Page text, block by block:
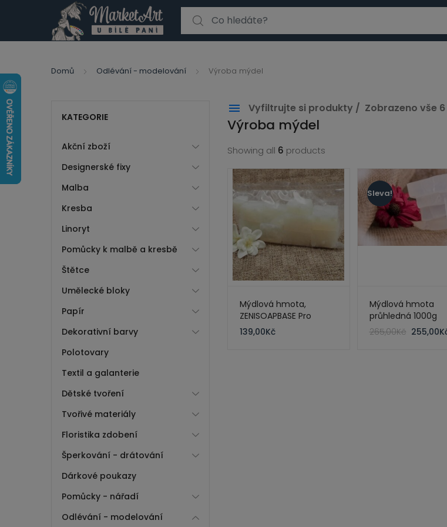
Search for:
Domů Odlévání - modelování Výroba mýdel
Vyfiltrujte si produkty Zobrazeno vše
Zobrazit pouze produkty ve slevě
Výroba mýdel
Showing all 6 products
Mýdlová hmota,
ZENISOAPBASE Pro
White, bílá
139,00Kč
Sleva!
Mýdlová hmota
průhledná 1000g
265,00Kč Original
255,00
KATEGORIE
Akční zboží
Designerské fixy
Malba
Kresba
Linoryt
Pomůcky k malbě a kresbě
Štětce
Umělecké bloky
Papír
Dekorativní barvy
Polotovary
Textil a galanterie
Dětské tvoření
Tvořivé materiály
Floristika zdobení
Šperkování - drátování
Dárkové poukazy
Pomůcky - nářadí
Odlévání - modelování
modal-